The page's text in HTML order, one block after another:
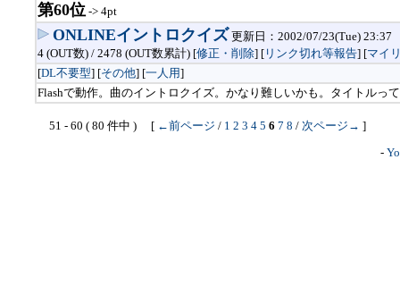
第60位 -> 4pt
ONLINEイントロクイズ 更新日：2002/07/23(Tue) 23:37
4 (OUT数) / 2478 (OUT数累計) [修正・削除] [ リンク切れ等報告] [マイ
[DL不要型] [その他] [一人用]
Flashで動作。曲のイントロクイズ。かなり難しいかも。タイトルっ
51 - 60 ( 80 件中 ) [ ←前ページ / 1 2 3 4 5 6 7 8 /次ページ→ ]
-